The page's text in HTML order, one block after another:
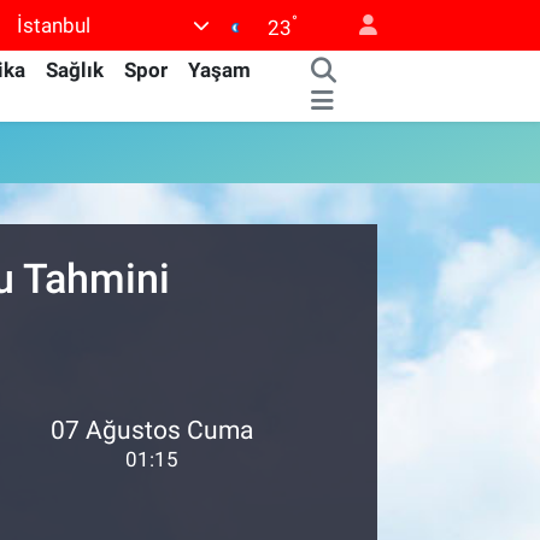
İstanbul 23°
Sağlık Spor
Yaşam
Tahmini
07 Ağustos Cuma
01:15